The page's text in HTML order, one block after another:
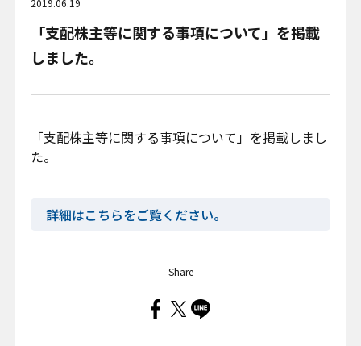
サステナビリティ
プライバシーポリシー
「支配株主等に関する事項について」を掲載
しました。
「支配株主等に関する事項について」を掲載しまし
た。
詳細はこちらをご覧ください。
Share